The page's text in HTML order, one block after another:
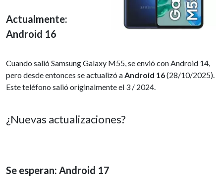
Actualmente:
Android 16
Cuando salió Samsung Galaxy M55, se envió con Android 14,
pero desde entonces se actualizó aAndroid 16(28/10/2025).
Este teléfono salió originalmente el 3 / 2024.
¿Nuevas actualizaciones?
Se esperan: Android 17